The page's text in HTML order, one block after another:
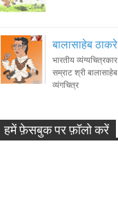
बालासाहेब ठाकरे
भारतीय
सम्राट श्री
व्यंगचित्र
Toons Mag:
हमें फ़ेसबुक पर फ़ॉलो करें